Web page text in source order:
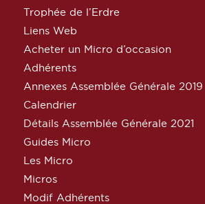
Trophée de l’Erdre
Liens Web
Acheter un Micro d’occasion
Adhérents
Annexes Assemblée Générale 2019
Calendrier
Détails Assemblée Générale 2021
Guides Micro
Les Micro
Micros
Modif Adhérents